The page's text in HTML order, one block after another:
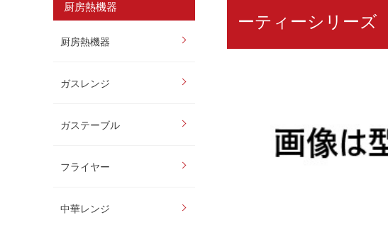
厨房熱機器
厨房熱機器
ガスレンジ
ガステーブル
フライヤー
中華レンジ
ーティーシリーズ